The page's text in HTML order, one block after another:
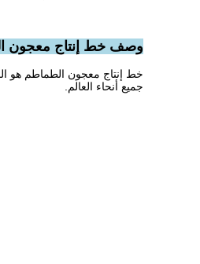
وصف خط إنتاج معجون
جميع أنحاء العالم.